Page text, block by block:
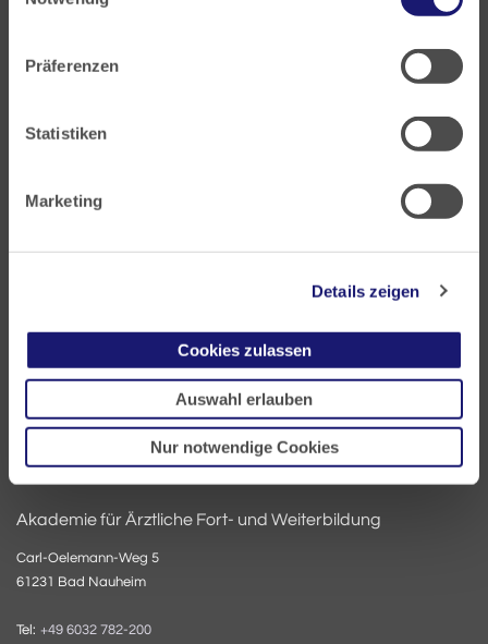
Präferenzen
Statistiken
Marketing
Details zeigen
Cookies zulassen
Auswahl erlauben
Nur notwendige Cookies
Landesärztekammer Hessen
60314 Frankfurt
Postfach 60 05 66
E-Mail:
Akademie für Ärztliche Fort- und Weiterbildung
Carl-Oelemann-Weg 5
61231 Bad Nauheim
Tel: +49 6032 782-200